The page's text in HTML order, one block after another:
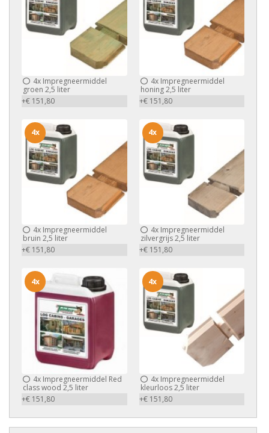
4x Impregneermiddel
groen 2,5 liter
+€ 151,80
4xImpregneermiddel
honing 2,5 liter
+€ 151,80
4x Impregneermiddel
bruin 2,5 liter
+€ 151,80
4x
4xImpregneermiddel
zilvergrijs 2,5 liter
+€ 151,80
4x
4x Impregneermiddel Red
class wood 2,5 liter
+€ 151,80
4x
4xImpregneermiddel
kleurloos 2,5 liter
+€ 151,80
4x